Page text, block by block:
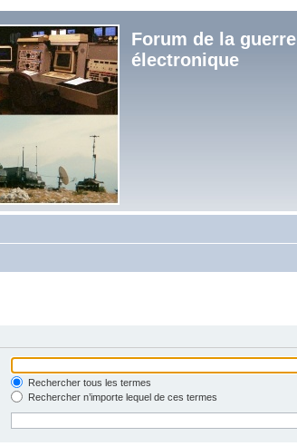
Forum de la guerre
électronique
Rechercher tous les termes
Rechercher n’importe lequel de ces termes